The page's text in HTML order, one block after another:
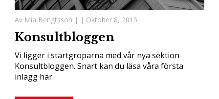
Av Mia Bengtsson | | Oktober 8, 2015
Konsultbloggen
Vi ligger i startgroparna med vår nya sektion
Konsultbloggen. Snart kan du läsa våra första
inlägg här.